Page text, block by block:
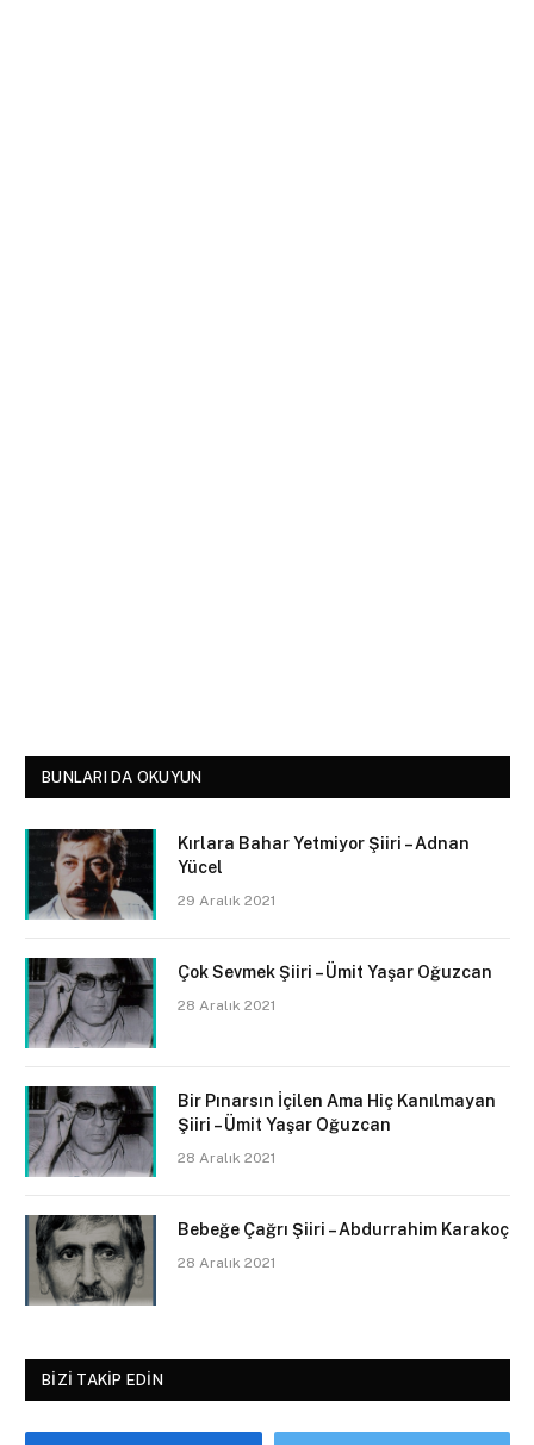
BUNLARI DA OKUYUN
Kırlara Bahar Yetmiyor Şiiri – Adnan
Yücel
29 Aralık 2021
Çok Sevmek Şiiri – Ümit Yaşar Oğuzcan
28 Aralık 2021
Bir Pınarsın İçilen Ama Hiç Kanılmayan
Şiiri – Ümit Yaşar Oğuzcan
28 Aralık 2021
Bebeğe Çağrı Şiiri – Abdurrahim Karakoç
28 Aralık 2021
BIZI TAKIP EDIN